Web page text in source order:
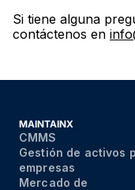
Si tiene alguna
contáctenos en
MAINTAINX
CMMS
Gestión de activos
empresas
Mercado de